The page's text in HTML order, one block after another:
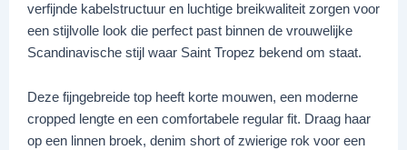
verfijnde kabelstructuur en luchtige breikwaliteit zorgen voor
een stijlvolle look die perfect past binnen de vrouwelijke
Scandinavische stijl waar Saint Tropez bekend om staat.
Deze fijngebreide top heeft korte mouwen, een moderne
cropped lengte en een comfortabele regular fit. Draag haar
op een linnen broek, denim short of zwierige rok voor een